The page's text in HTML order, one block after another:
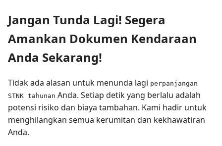
Jangan Tunda Lagi! Segera
Amankan Dokumen Kendaraan
Anda Sekarang!
Tidak ada alasan untuk menunda lagi perpanjangan
STNK tahunan Anda. Setiap detik yang berlalu adalah
potensi risiko dan biaya tambahan. Kami hadir untuk
menghilangkan semua kerumitan dan kekhawatiran
Anda.